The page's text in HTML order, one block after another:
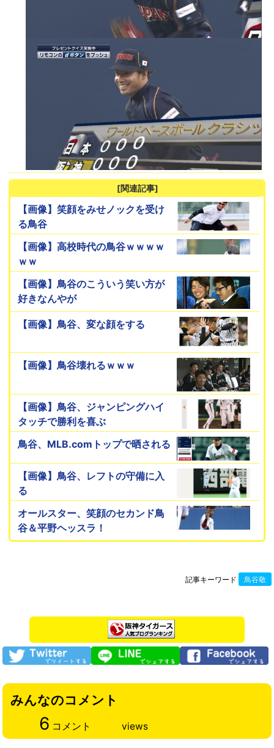
[関連記事]
【画像】笑顔をみせノックを受け
る鳥谷
【画像】高校時代の鳥谷ｗｗｗｗ
ｗｗ
【画像】鳥谷のこういう笑い方が
好きなんやが
【画像】鳥谷、変な顔をする
【画像】鳥谷壊れるｗｗｗ
【画像】鳥谷、ジャンピングハイ
タッチで勝利を喜ぶ
鳥谷、MLB.comトップで晒される
【画像】鳥谷、レフトの守備に入
る
オールスター、笑顔のセカンド鳥
谷＆平野ヘッスラ！
記事キーワード 鳥谷敬
みんなのコメント
6 コメント views